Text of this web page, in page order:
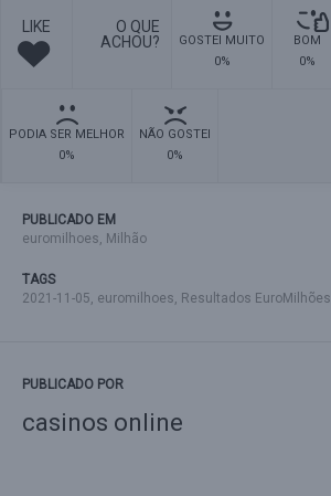
LIKE
O QUE
ACHOU?
GOSTEI MUITO
0%
BOM
0%
PODIA SER MELHOR
0%
NÃO GOSTEI
0%
PUBLICADO EM
euromilhoes, Milhão
TAGS
2021-11-05, euromilhoes, Resultados EuroMilhões
PUBLICADO POR
casinos online